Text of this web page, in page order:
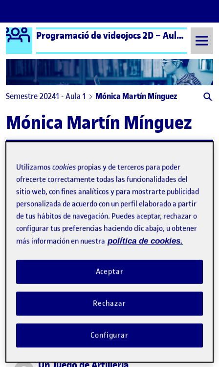
Saltar al contenido
Logo Ágora Programació de videojocs 2D – Aula 1 | Programación de videojuegos 2D – Aula 1
Semestre 20241 - Aula 1 Mónica Martín Mínguez
Mónica Martín Mínguez
Publicado por
Mónica Martín Mínguez
Visibilidad:Fecha de publicación
26 Ene 2025 comentario en Rescue Them All
Publicado por
Utilizamoscookies propias y de terceros para poder
ofrecerte correctamente todas las funcionalidades del
sitio web, con fines analíticos y para mostrarte publicidad
personalizada de acuerdo con un perfil elaborado a partir
de tus hábitos de navegación. Puedes aceptar, rechazar o
configurar tus preferencias haciendo clic abajo, u obtener
más información en nuestra política de cookies.
Rechazar
Aceptar
Configurar